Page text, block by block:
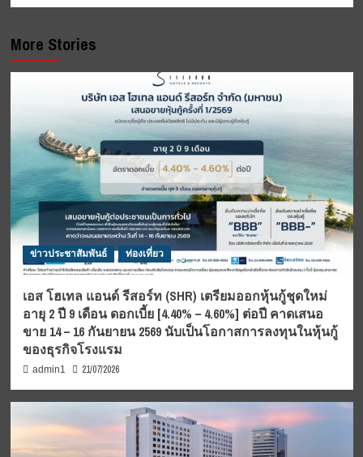
More Stories
ข่าวประชาสัมพันธ์ ท่องเที่ยว
เอส โฮเทล แอนด์ รีสอร์ท (SHR) เตรียมออกหุ้นกู้ชุดใหม่
อายุ 2 ปี 9 เดือน ดอกเบี้ย [4.40% – 4.60%] ต่อปี คาดเสนอ
ขาย 14 – 16 กันยายน 2569 นับเป็นโอกาสการลงทุนในหุ้นกู้
ของธุรกิจโรงแรม
admin1 21/07/2026